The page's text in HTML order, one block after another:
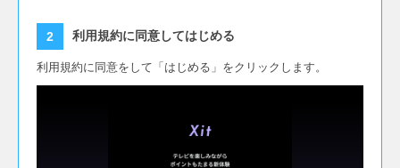
利用規約に同意してはじめる
利用規約に同意をして「はじめる」をクリックします。